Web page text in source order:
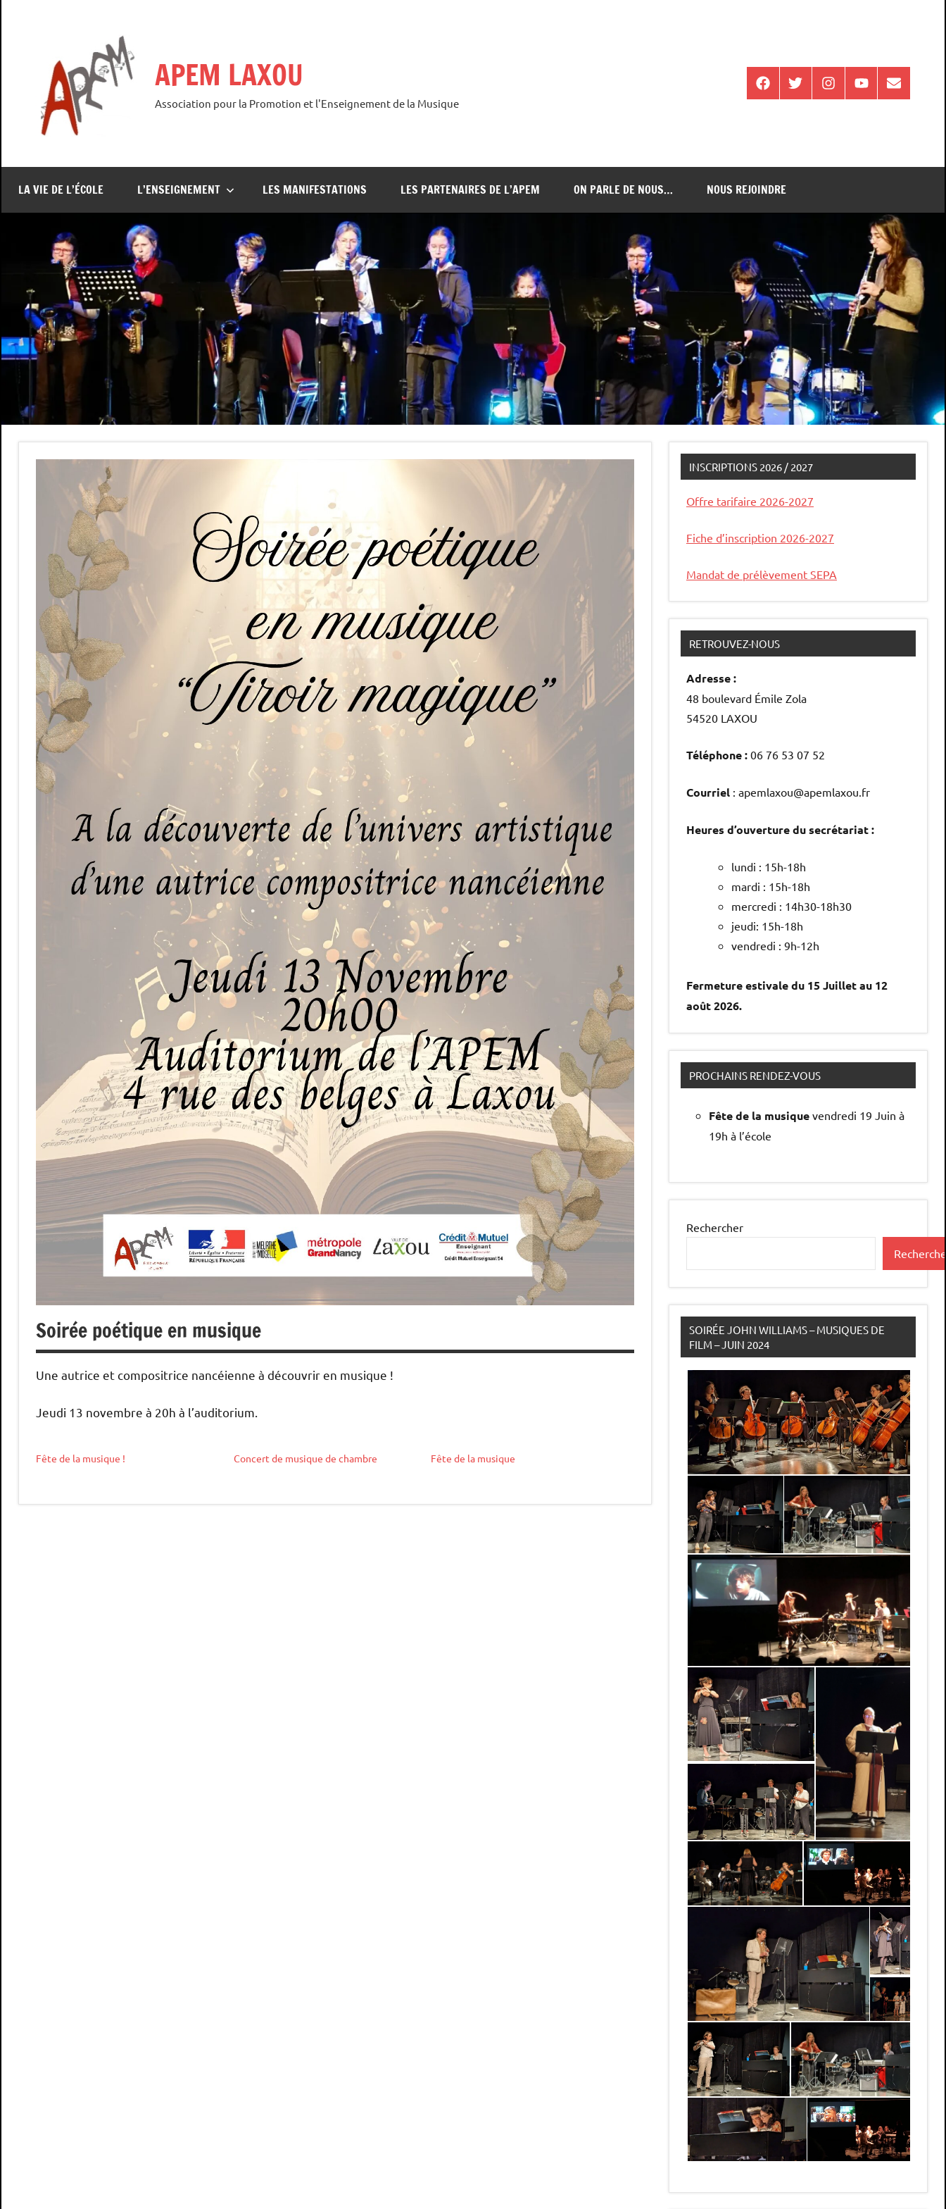
APEM LAXOU
Association pour la Promotion et l'Enseignement de la Musique
FacebookTwitterInstagramYoutube
E-
LA VIE DE L’ÉCOLE L’ENSEIGNEMENT LES MANIFESTATIONS LES PARTENAIRES DE L’APEM ON PARLE DE NOUS… NOUS REJOINDRE
Soirée poétique en musique
Une autrice et compositrice nancéienne à découvrir en musique !
Jeudi 13 novembre à 20h à l’auditorium.
Fête de la musique ! Concert de musique de chambre Fête de la musique
INSCRIPTIONS 2026 / 2027
Offre tarifaire 2026-2027
Fiche d’inscription 2026-2027
Mandat de prélèvement SEPA
RETROUVEZ-NOUS
Adresse :
48 boulevard Émile Zola
54520 LAXOU
Téléphone : 06 76 53 07 52
Courriel : apemlaxou@apemlaxou.fr
Heures d’ouverture du secrétariat :
lundi : 15h-18h
mardi : 15h-18h
mercredi : 14h30-18h30
jeudi: 15h-18h
vendredi : 9h-12h
Fermeture estivale du 15 Juillet au 12
août 2026.
PROCHAINS RENDEZ-VOUS
Fête de la musique vendredi 19 Juin à
19h à l’école
Rechercher
SOIRÉE JOHN WILLIAMS – MUSIQUES DE
FILM – JUIN 2024